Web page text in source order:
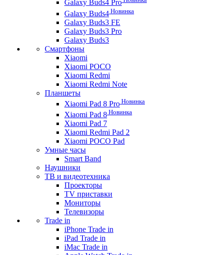
Galaxy Buds4 Pro
Galaxy Buds4 Новинка
Galaxy Buds3 FE
Galaxy Buds3 Pro
Galaxy Buds3
Смартфоны
Xiaomi
Xiaomi POCO
Xiaomi Redmi
Xiaomi Redmi Note
Планшеты
Xiaomi Pad 8 Pro Новинка
Xiaomi Pad 8 Новинка
Xiaomi Pad 7
Xiaomi Redmi Pad 2
Xiaomi POCO Pad
Умные часы
Smart Band
Наушники
ТВ и видеотехника
Проекторы
TV приставки
Мониторы
Телевизоры
Trade in
iPhone Trade in
iPad Trade in
iMac Trade in